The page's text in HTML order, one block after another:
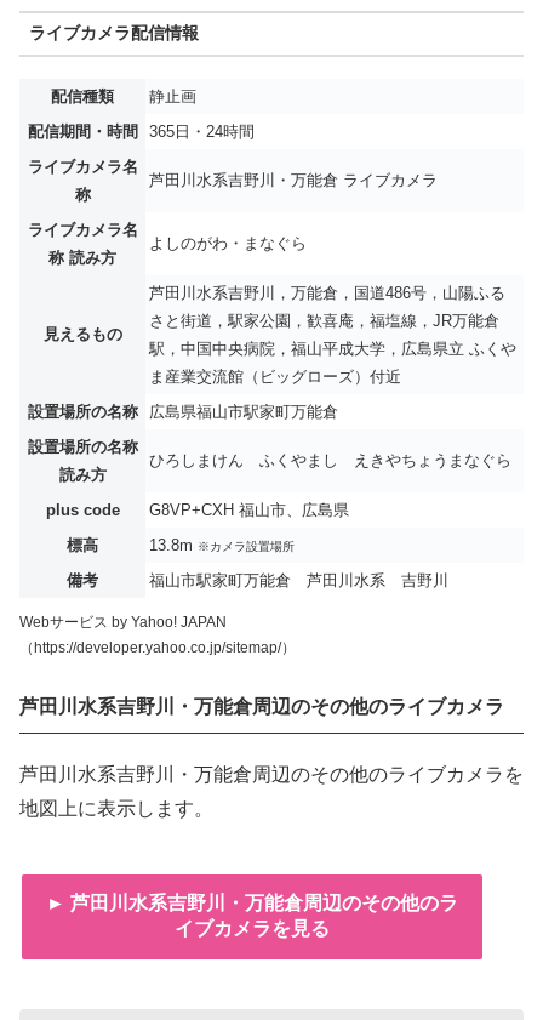
ライブカメラ配信情報
配信種類
静止画
配信期間・時間
365日・24時間
ライブカメラ名
称
芦田川水系吉野川・万能倉 ライブカメラ
ライブカメラ名
称 読み方
よしのがわ・まなぐら
見えるもの
芦田川水系吉野川，万能倉，国道486号，山陽ふる
さと街道，駅家公園，歓喜庵，福塩線，JR万能倉
駅，中国中央病院，福山平成大学，広島県立 ふくや
ま産業交流館（ビッグローズ）付近
設置場所の名称
広島県福山市駅家町万能倉
設置場所の名称
読み方
ひろしまけん ふくやまし えきやちょうまなぐら
plus code
G8VP+CXH 福山市、広島県
標高
13.8m ※カメラ設置場所
備考 福山市駅家町万能倉 芦田川水系 吉野川
Webサービス by Yahoo! JAPAN
（https://developer.yahoo.co.jp/sitemap/）
芦田川水系吉野川・万能倉周辺のその他のライブカメラ
芦田川水系吉野川・万能倉周辺のその他のライブカメラを
地図上に表示します。
► 芦田川水系吉野川・万能倉周辺のその他のラ
イブカメラを見る